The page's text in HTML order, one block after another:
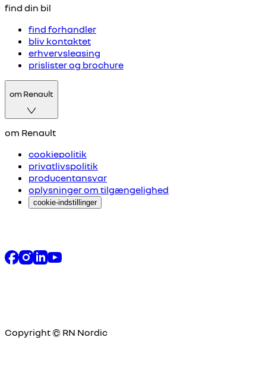
find din bil
find forhandler
bliv kontaktet
erhvervsleasing
prislister og brochure
om Renault
om Renault
cookiepolitik
privatlivspolitik
producentansvar
oplysninger om tilgængelighed
cookie-indstillinger
Copyright © RN Nordic